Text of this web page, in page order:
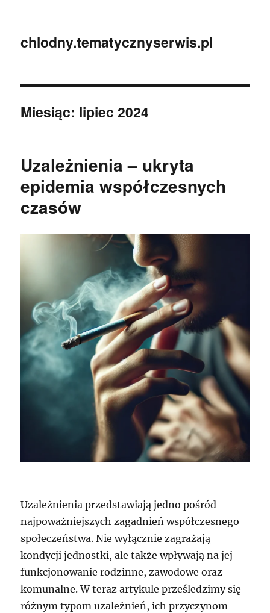
chlodny.tematycznyserwis.pl
Miesiąc: lipiec 2024
Uzależnienia – ukryta
epidemia współczesnych
czasów
Uzależnienia przedstawiają jedno pośród
najpoważniejszych zagadnień współczesnego
społeczeństwa. Nie wyłącznie zagrażają
kondycji jednostki, ale także wpływają na jej
funkcjonowanie rodzinne, zawodowe oraz
komunalne. W teraz artykule prześledzimy się
różnym typom uzależnień, ich przyczynom